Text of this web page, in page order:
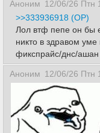
Аноним 12/06/26 Птн
>>333936918 (OP)
Лол втф пепе он бы
никто в здравом уме
фикспрайс/днс/
Аноним 12/06/26 Птн